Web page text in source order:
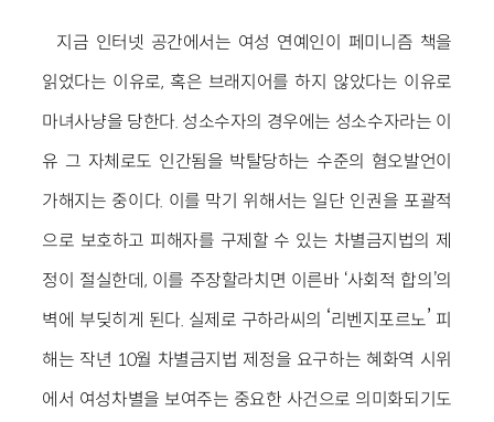
지금 인터넷 공간에서는 여성 연예인이 페미니즘 책을
읽었다는 이유로, 혹은 브래지어를 하지 않았다는 이유로
마녀사냥을 당한다. 성소수자의 경우에는 성소수자라는 이
유 그 자체로도 인간됨을 박탈당하는 수준의 혐오발언이
가해지는 중이다. 이를 막기 위해서는 일단 인권을 포괄적
으로 보호하고 피해자를 구제할 수 있는 차별금지법의 제
정이 절실한데, 이를 주장할라치면 이른바 ‘사회적 합의’의
벽에 부딪히게 된다. 실제로 구하라씨의 ‘리벤지포르노’ 피
해는 작년 10월 차별금지법 제정을 요구하는 혜화역 시위
에서 여성차별을 보여주는 중요한 사건으로 의미화되기도